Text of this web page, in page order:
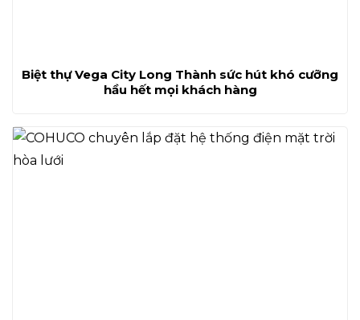
Biệt thự Vega City Long Thành sức hút khó cưỡng
hầu hết mọi khách hàng